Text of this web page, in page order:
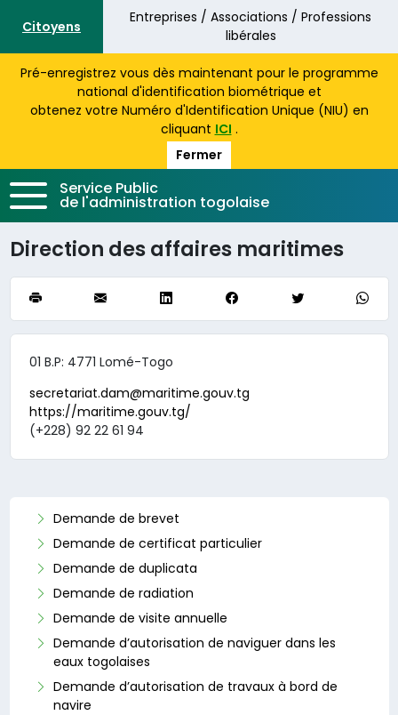
Aller au contenu principal
Citoyens
Entreprises / Associations / Professions
libérales
Pré-enregistrez vous dès maintenant pour le programme
national d'identification biométrique et
obtenez votre Numéro d'Identification Unique (NIU) en
cliquant ICI .
Fermer
Service Public
de l'administration togolaise
Direction des affaires maritimes
01 B.P: 4771 Lomé-Togo
secretariat.dam@maritime.gouv.tg
https://maritime.gouv.tg/
(+228) 92 22 61 94
Demande de brevet
Demande de certificat particulier
Demande de duplicata
Demande de radiation
Demande de visite annuelle
Demande d’autorisation de naviguer dans les
eaux togolaises
Demande d’autorisation de travaux à bord de
navire